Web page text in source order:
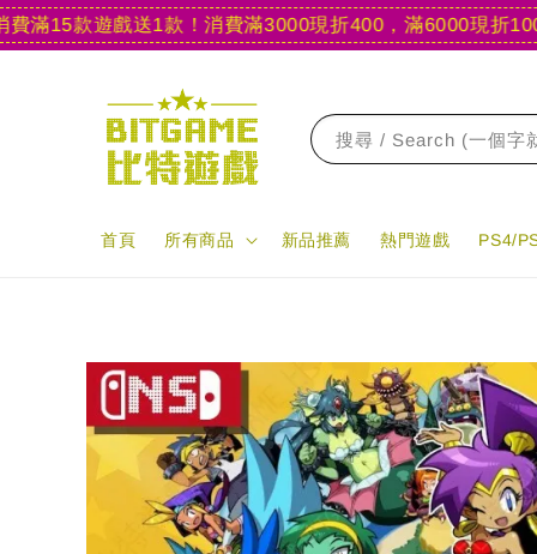
款遊戲送1款！消費滿3000現折400，滿6000現折1000【
搜尋 / Search (一個字
首頁 所有商品 新品推薦 熱門遊戲 PS4/